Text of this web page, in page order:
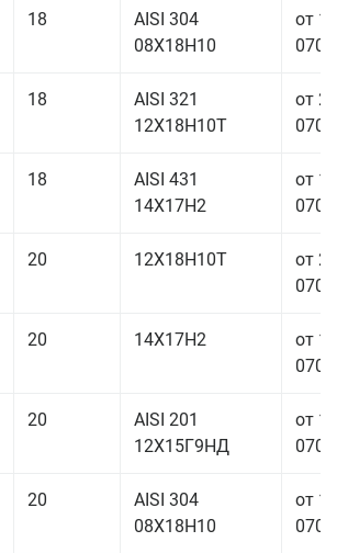
18
AISI 304
08Х18Н10
от
18
AISI 321
12Х18Н10Т
от
18
AISI 431
14Х17Н2
от
20 12Х18Н10Т
от
20 14Х17Н2
от
20
AISI 201
12Х15Г9НД
от
20
AISI 304
08Х18Н10
от